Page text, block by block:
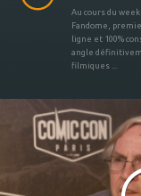
Au cours du
Fandome,
ligne et 100%
angle
filmiques ...